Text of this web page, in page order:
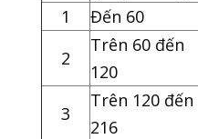
1
Đến 60
2
Trên 60 đến
120
3
Trên 120 đến
216